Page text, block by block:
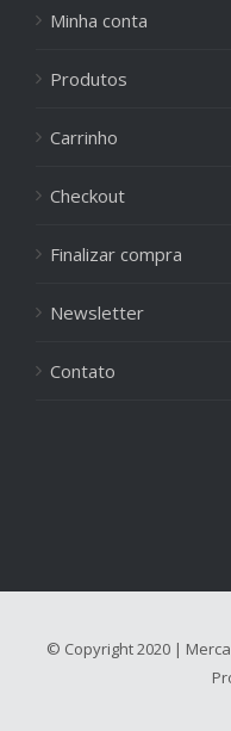
Minha conta
Produtos
Carrinho
Checkout
Finalizar compra
Newsletter
Contato
© Copyright 2020 |